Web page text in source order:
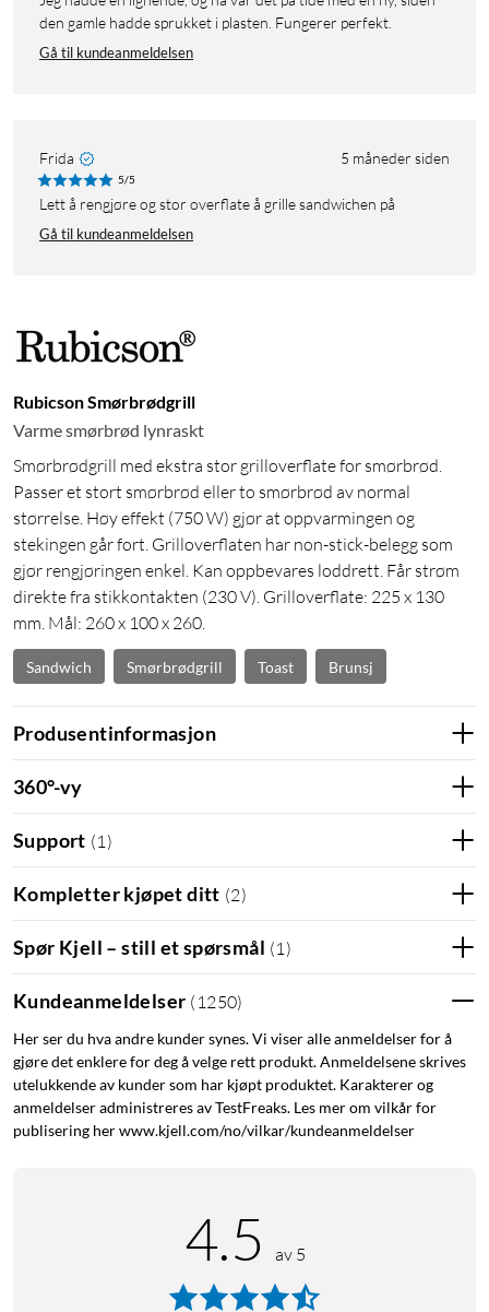
den gamle hadde sprukket i plasten. Fungerer perfekt.
Gå til kundeanmeldelsen
Frida 5 måneder siden
5/5
Lett å rengjøre og stor overflate å grille sandwichen på
Gå til kundeanmeldelsen
Rubicson Smørbrødgrill
Varme smørbrød lynraskt
Smørbrødgrill med ekstra stor grilloverflate for smørbrød.
Passer et stort smørbrød eller to smørbrød av normal
størrelse. Høy effekt (750 W) gjør at oppvarmingen og
stekingen går fort. Grilloverflaten har non-stick-belegg som
gjør rengjøringen enkel. Kan oppbevares loddrett. Får strøm
direkte fra stikkontakten (230 V). Grilloverflate: 225 x 130
mm. Mål: 260 x 100 x 260.
Sandwich Smørbrødgrill Toast Brunsj
Produsentinformasjon
360°-vy
Support (1 )
Kompletter kjøpet ditt (2)
Spør Kjell – still et spørsmål (1 )
Kundeanmeldelser ( 1250)
Her ser du hva andre kunder synes. Vi viser alle anmeldelser for å
gjøre det enklere for deg å velge rett produkt. Anmeldelsene skrives
utelukkende av kunder som har kjøpt produktet. Karakterer og
anmeldelser administreres av TestFreaks. Les mer om vilkår for
publisering her www.kjell.com/no/vilkar/kundeanmeldelser
4.5 av 5